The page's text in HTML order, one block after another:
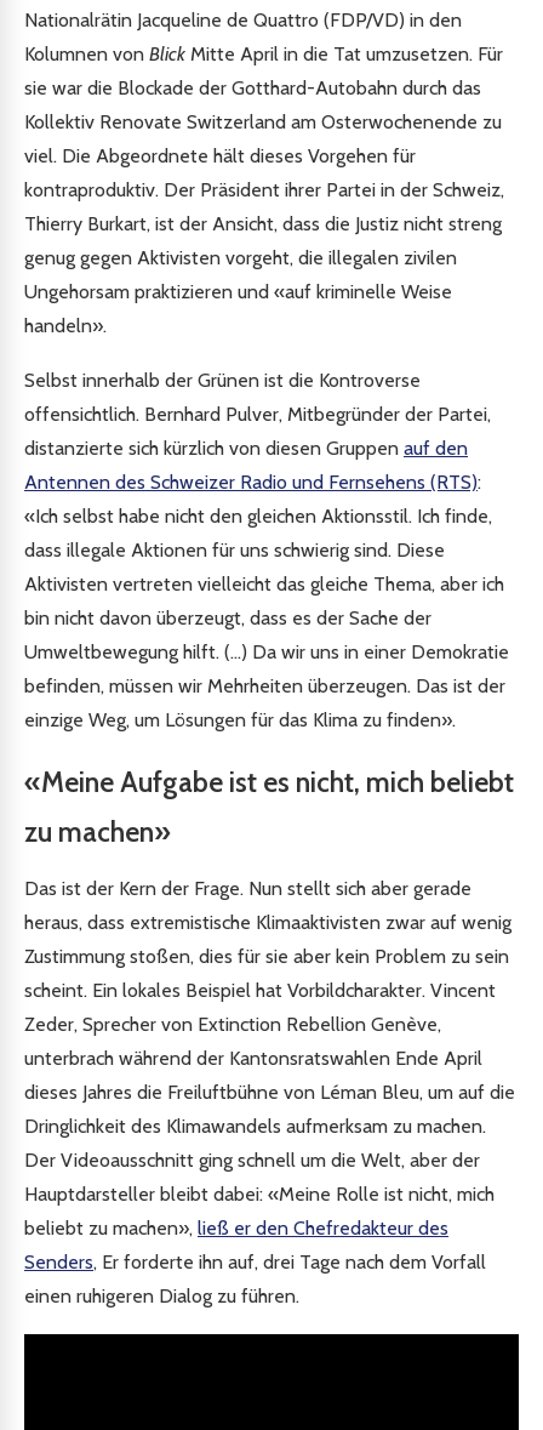
Nationalrätin Jacqueline de Quattro (FDP/VD) in den
Kolumnen von Blick Mitte April in die Tat umzusetzen. Für
sie war die Blockade der Gotthard-Autobahn durch das
Kollektiv Renovate Switzerland am Osterwochenende zu
viel. Die Abgeordnete hält dieses Vorgehen für
kontraproduktiv. Der Präsident ihrer Partei in der Schweiz,
Thierry Burkart, ist der Ansicht, dass die Justiz nicht streng
genug gegen Aktivisten vorgeht, die illegalen zivilen
Ungehorsam praktizieren und «auf kriminelle Weise
handeln».
Selbst innerhalb der Grünen ist die Kontroverse
offensichtlich. Bernhard Pulver, Mitbegründer der Partei,
distanzierte sich kürzlich von diesen Gruppen auf den
Antennen des Schweizer Radio und Fernsehens (RTS):
«Ich selbst habe nicht den gleichen Aktionsstil. Ich finde,
dass illegale Aktionen für uns schwierig sind. Diese
Aktivisten vertreten vielleicht das gleiche Thema, aber ich
bin nicht davon überzeugt, dass es der Sache der
Umweltbewegung hilft. (...) Da wir uns in einer Demokratie
befinden, müssen wir Mehrheiten überzeugen. Das ist der
einzige Weg, um Lösungen für das Klima zu finden».
«Meine Aufgabe ist es nicht, mich beliebt
zu machen»
Das ist der Kern der Frage. Nun stellt sich aber gerade
heraus, dass extremistische Klimaaktivisten zwar auf wenig
Zustimmung stoßen, dies für sie aber kein Problem zu sein
scheint. Ein lokales Beispiel hat Vorbildcharakter. Vincent
Zeder, Sprecher von Extinction Rebellion Genève,
unterbrach während der Kantonsratswahlen Ende April
dieses Jahres die Freiluftbühne von Léman Bleu, um auf die
Dringlichkeit des Klimawandels aufmerksam zu machen.
Der Videoausschnitt ging schnell um die Welt, aber der
Hauptdarsteller bleibt dabei: «Meine Rolle ist nicht, mich
beliebt zu machen», ließ er den Chefredakteur des
Senders, Er forderte ihn auf, drei Tage nach dem Vorfall
einen ruhigeren Dialog zu führen.